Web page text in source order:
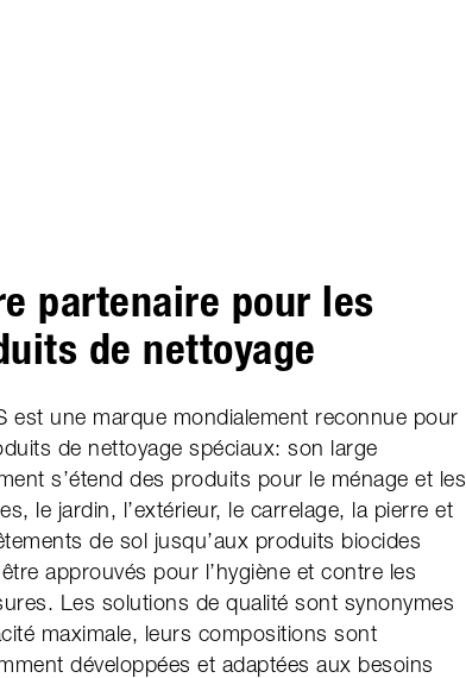
partenaire pour les
de nettoyage
est une marque mondialement reconnue pour
de nettoyage spéciaux: son large
s’étend des produits pour le ménage et les
le jardin, l’extérieur, le carrelage, la pierre et
de sol jusqu’aux produits biocides
approuvés pour l’hygiène et contre les
Les solutions de qualité sont synonymes
maximale, leurs compositions sont
développées et adaptées aux besoins